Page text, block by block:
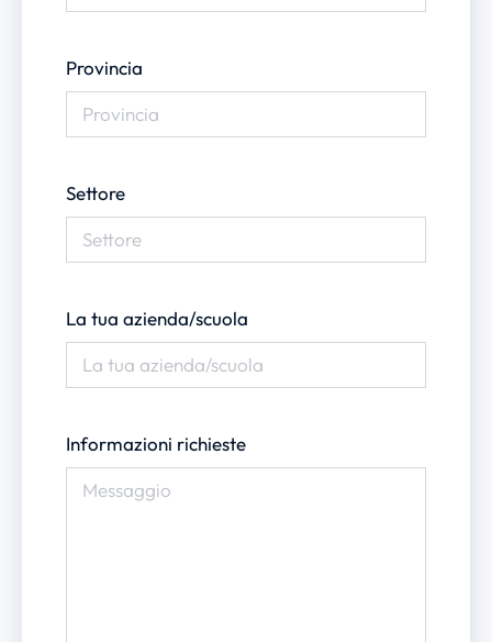
Provincia
Settore
La tua azienda/scuola
Informazioni richieste